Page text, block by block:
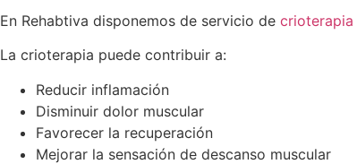
En Rehabtiva disponemos de servicio de crioterapia
La crioterapia puede contribuir a:
Reducir inflamación
Disminuir dolor muscular
Favorecer la recuperación
Mejorar la sensación de descanso muscular